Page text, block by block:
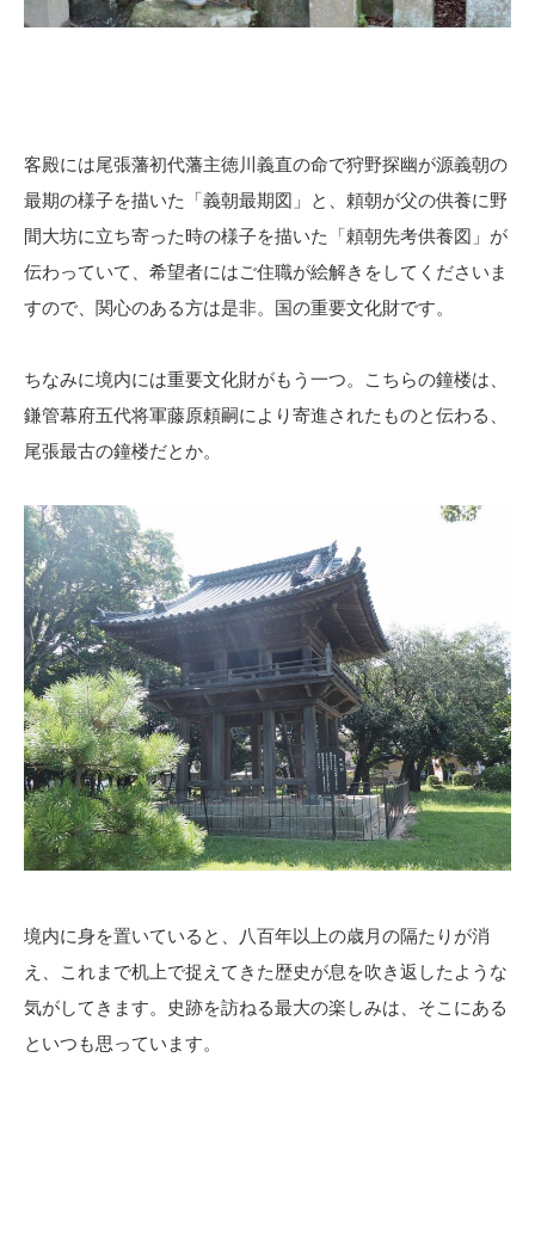
客殿には尾張藩初代藩主徳川義直の命で狩野探幽が源義朝の
最期の様子を描いた「義朝最期図」と、頼朝が父の供養に野
間大坊に立ち寄った時の様子を描いた「頼朝先考供養図」が
伝わっていて、希望者にはご住職が絵解きをしてくださいま
すので、関心のある方は是非。国の重要文化財です。
ちなみに境内には重要文化財がもう一つ。こちらの鐘楼は、
鎌管幕府五代将軍藤原頼嗣により寄進されたものと伝わる、
尾張最古の鐘楼だとか。
境内に身を置いていると、八百年以上の歳月の隔たりが消
え、これまで机上で捉えてきた歴史が息を吹き返したような
気がしてきます。史跡を訪ねる最大の楽しみは、そこにある
といつも思っています。